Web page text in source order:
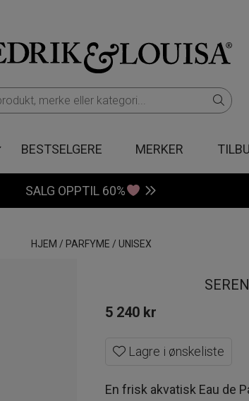
BESTSELGERE MERKER
SALG OPPTIL 60%
HJEM / PARFYME / UNISEX
5 240 kr
Lagre i ønskeliste
En frisk akvatisk Eau de